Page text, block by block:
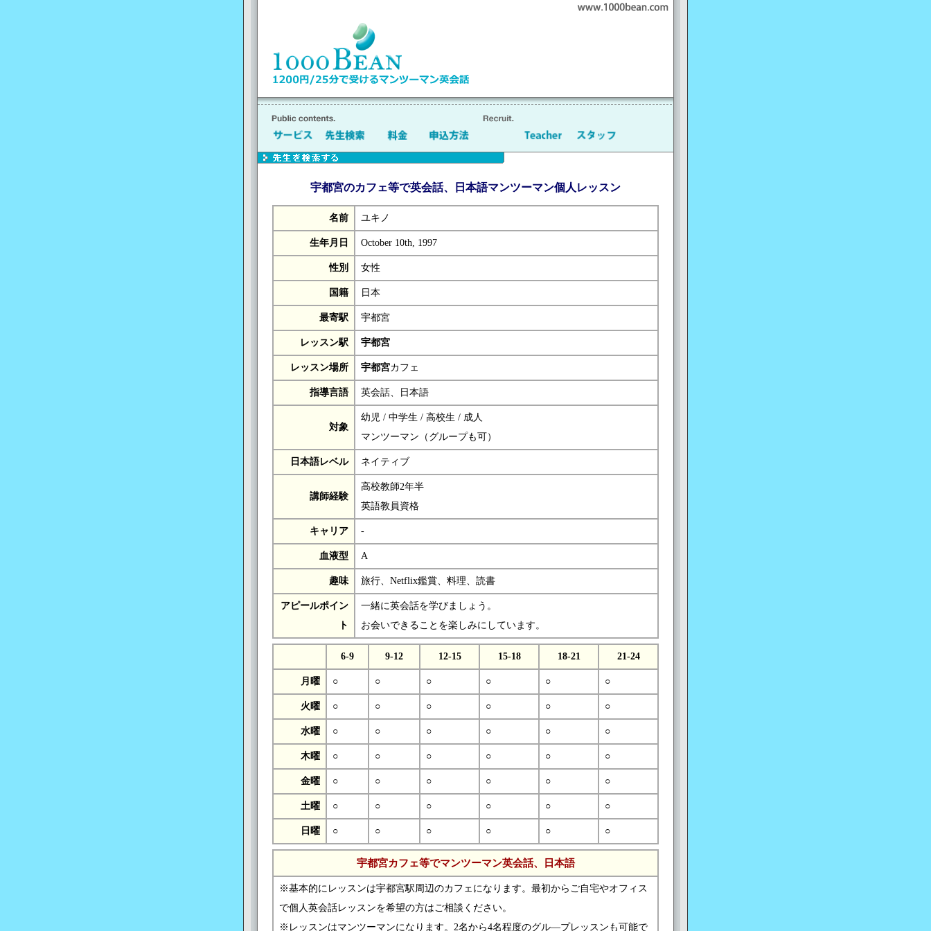
宇都宮のカフェ等で英会話、日本語マンツーマン個人レッスン
名前 ユキノ
生年月日 October 10th, 1997
性別 女性
国籍 日本
最寄駅 宇都宮
レッスン駅 宇都宮
レッスン場所 宇都宮カフェ
指導言語 英会話、日本語
対象
幼児 / 中学生 / 高校生 / 成人
マンツーマン（グループも可）
日本語レベル ネイティブ
講師経験
高校教師2年半
英語教員資格
キャリア -
血液型 A
趣味 旅行、Netflix鑑賞、料理、読書
アピールポイン
ト
一緒に英会話を学びましょう。
お会いできることを楽しみにしています。
6-9 9-12 12-15 15-18 18-21 21-24
月曜 ○ ○ ○ ○ ○ ○
火曜 ○ ○ ○ ○ ○ ○
水曜 ○ ○ ○ ○ ○ ○
木曜 ○ ○ ○ ○ ○ ○
金曜 ○ ○ ○ ○ ○ ○
土曜 ○ ○ ○ ○ ○ ○
日曜 ○ ○ ○ ○ ○ ○
宇都宮カフェ等でマンツーマン英会話、日本語
※基本的にレッスンは宇都宮駅周辺のカフェになります。最初からご自宅やオフィス
で個人英会話レッスンを希望の方はご相談ください。
※レッスンはマンツーマンになります。2名から4名程度のグル―プレッスンも可能で